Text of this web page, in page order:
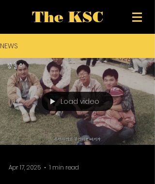
The KSC
NEWS
Load video
Apr 17, 2025 1 min read